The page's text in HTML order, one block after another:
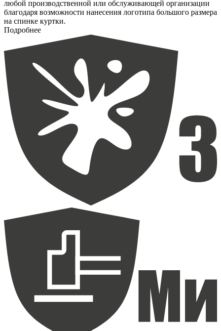
любой производственной или обслуживающей организации
благодаря возможности нанесения логотипа большого размера
на спинке куртки.
Подробнее